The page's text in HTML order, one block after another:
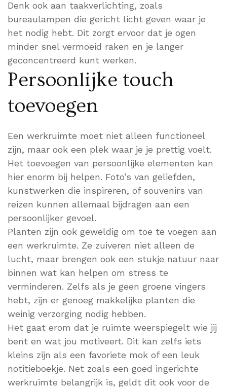
Denk ook aan taakverlichting, zoals
bureaulampen die gericht licht geven waar je
het nodig hebt. Dit zorgt ervoor dat je ogen
minder snel vermoeid raken en je langer
geconcentreerd kunt werken.
Persoonlijke touch
toevoegen
Een werkruimte moet niet alleen functioneel
zijn, maar ook een plek waar je je prettig voelt.
Het toevoegen van persoonlijke elementen kan
hier enorm bij helpen. Foto’s van geliefden,
kunstwerken die inspireren, of souvenirs van
reizen kunnen allemaal bijdragen aan een
persoonlijker gevoel.
Planten zijn ook geweldig om toe te voegen aan
een werkruimte. Ze zuiveren niet alleen de
lucht, maar brengen ook een stukje natuur naar
binnen wat kan helpen om stress te
verminderen. Zelfs als je geen groene vingers
hebt, zijn er genoeg makkelijke planten die
weinig verzorging nodig hebben.
Het gaat erom dat je ruimte weerspiegelt wie jij
bent en wat jou motiveert. Dit kan zelfs iets
kleins zijn als een favoriete mok of een leuk
notitieboekje. Net zoals een goed ingerichte
werkruimte belangrijk is, geldt dit ook voor de